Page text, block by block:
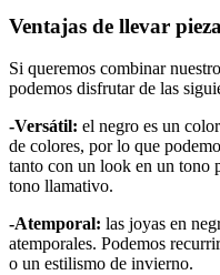
Ventajas de llevar
Si queremos combinar
podemos disfrutar de las
-Versátil: el negro es un
de colores, por lo que
tanto con un look en un tono
tono llamativo.
-Atemporal: las joyas en
atemporales. Podemos
o un estilismo de invierno.